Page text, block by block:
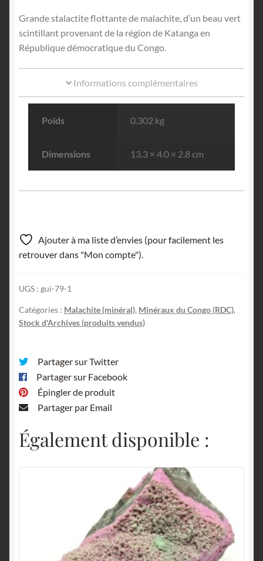
Grande stalactite flottante de malachite, d’un beau vert
scintillant provenant de la région de Katanga en
République démocratique du Congo.
Informations complémentaires
Poids 0.302 kg
Dimensions 13.3 × 4.0 × 2.8 cm
Ajouter à ma liste d’envies (pour facilement les
retrouver dans "Mon compte").
UGS : gui-79-1
Catégories : Malachite (minéral), Minéraux du Congo (RDC),
Stock d'Archives (produits vendus)
Partager sur Twitter
Partager sur Facebook
Épingler de produit
Partager par Email
Également disponible :